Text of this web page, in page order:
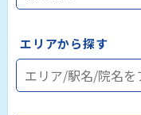
エリアから探す